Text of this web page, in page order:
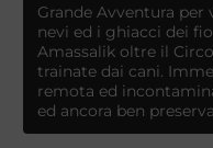
Grande Avventura
nevi ed i ghiacci dei
Amassalik oltre il
trainate dai cani.
remota ed
ed ancora ben